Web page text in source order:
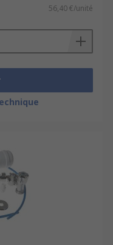
56,40 €/unité